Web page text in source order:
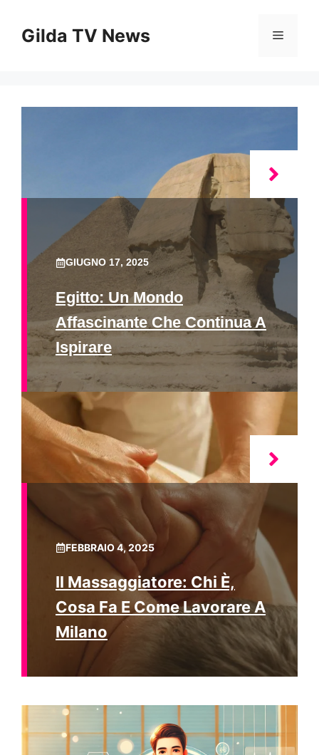
contenuto
Gilda TV News Menu
GIUGNO 17, 2025
Egitto: Un Mondo
Affascinante Che Continua A
Ispirare
FEBBRAIO 4, 2025
Il Massaggiatore: Chi È,
Cosa Fa E Come Lavorare A
Milano